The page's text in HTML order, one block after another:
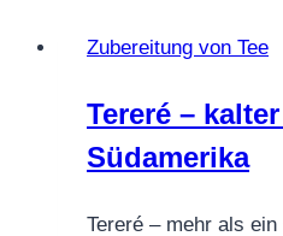
für
Zubereitung von Tee
Tereré –
Südamerika
Tereré – mehr als